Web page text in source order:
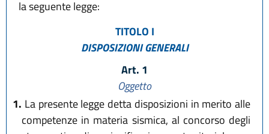
la seguente legge:
TITOLO I
DISPOSIZIONI GENERALI
Art. 1
Oggetto
1. La presente legge detta disposizioni in merito alle
competenze in materia sismica, al concorso degli